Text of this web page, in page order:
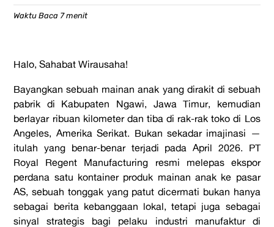
Waktu Baca 7 menit
Halo, Sahabat Wirausaha!
Bayangkan sebuah mainan anak yang dirakit di sebuah
pabrik di Kabupaten Ngawi, Jawa Timur, kemudian
berlayar ribuan kilometer dan tiba di rak-rak toko di Los
Angeles, Amerika Serikat. Bukan sekadar imajinasi —
itulah yang benar-benar terjadi pada April 2026. PT
Royal Regent Manufacturing resmi melepas ekspor
perdana satu kontainer produk mainan anak ke pasar
AS, sebuah tonggak yang patut dicermati bukan hanya
sebagai berita kebanggaan lokal, tetapi juga sebagai
sinyal strategis bagi pelaku industri manufaktur di